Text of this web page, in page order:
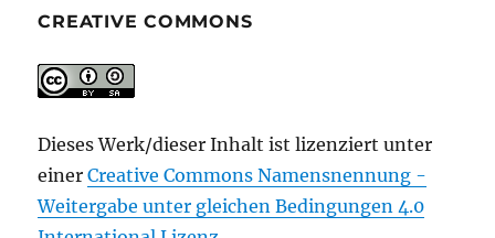
CREATIVE COMMONS
Dieses Werk/dieser Inhalt ist lizenziert unter
einerCreative Commons Namensnennung -
Weitergabe unter gleichen Bedingungen 4.0